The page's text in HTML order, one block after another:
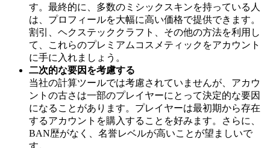
す。最終的に、多数のミシックスキンを持っている人
は、プロフィールを大幅に高い価格で提供できます。
割引、ヘクステッククラフト、その他の方法を利用し
て、これらのプレミアムコスメティックをアカウント
に手に入れましょう。
二次的な要因を考慮する
当社の計算ツールでは考慮されていませんが、アカウ
ントの古さは一部のプレイヤーにとって決定的な要因
になることがあります。プレイヤーは最初期から存在
するアカウントを購入することを好みます。さらに、
BAN歴がなく、名誉レベルが高いことが望ましいで
す。